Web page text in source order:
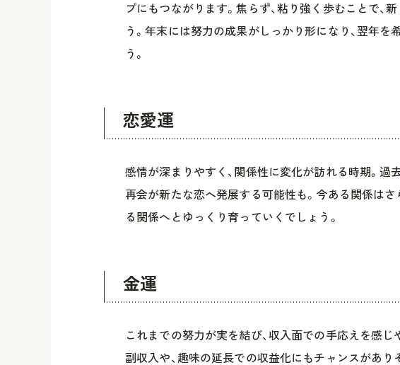
プにもつながります。焦らず、粘り強く歩むことで、
う。年末には努力の成果がしっかり形になり、翌年を
う。
恋愛運
感情が深まりやすく、関係性に変化が訪れる時期。過
再会が新たな恋へ発展する可能性も。今ある関係はさ
る関係へとゆっくり育っていくでしょう。
金運
これまでの努力が実を結び、収入面での手応えを感
副収入や、趣味の延長での収益化にもチャンスがあり